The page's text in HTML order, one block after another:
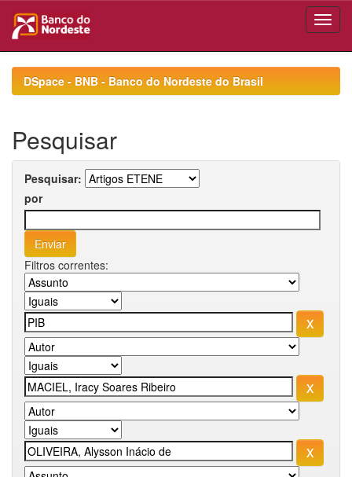
navigationDSpace - BNB - Banco do Nordeste do Brasil
Pesquisar
Pesquisar:
por
Filtros correntes: